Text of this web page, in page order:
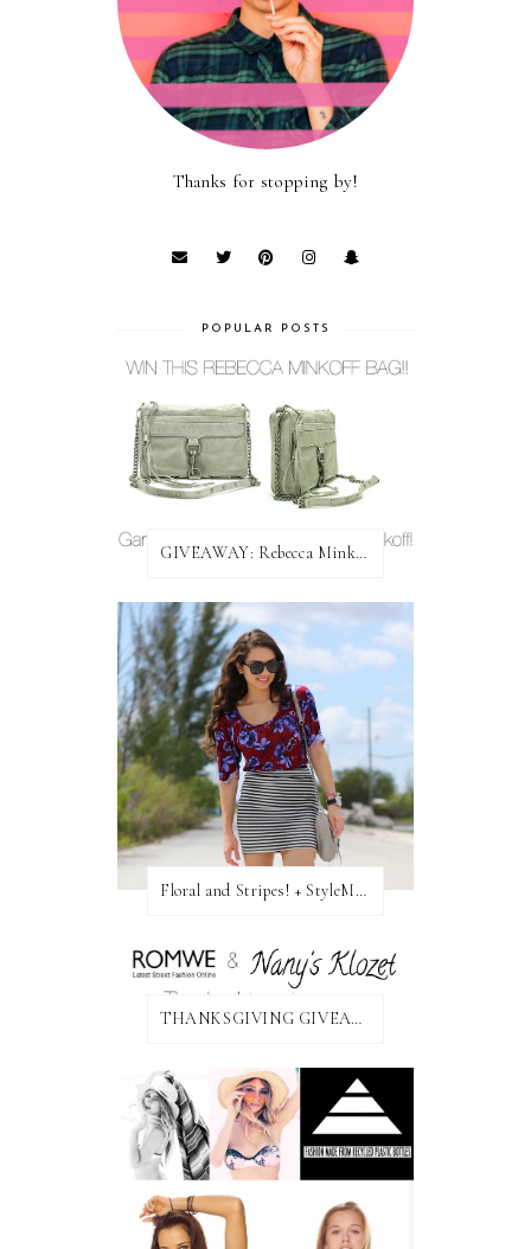
Thanks for stopping by!
POPULAR POSTS
GIVEAWAY: Rebecca Minkoff Bag!
Floral and Stripes! + StyleMint GIVEAWAY!
THANKSGIVING GIVEAWAY!